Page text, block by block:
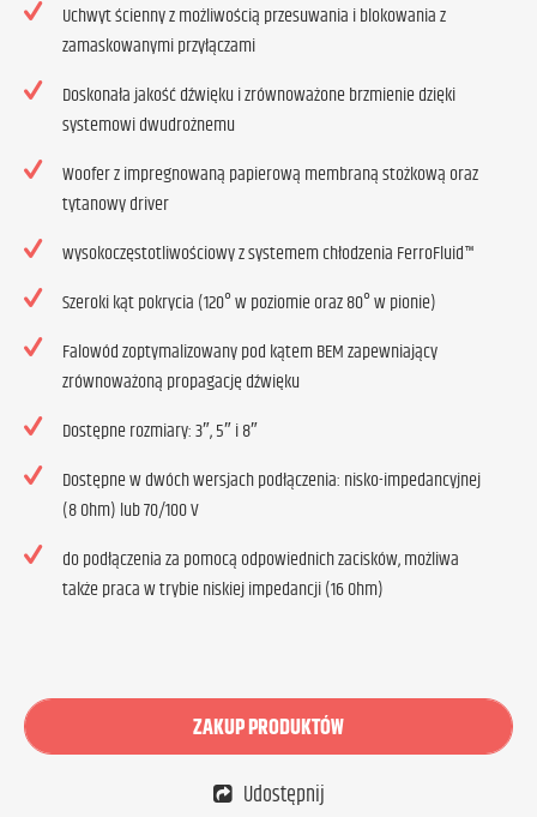
Uchwyt ścienny z możliwością przesuwania i blokowania z
zamaskowanymi przyłączami
Doskonała jakość dźwięku i zrównoważone brzmienie dzięki
systemowi dwudrożnemu
Woofer z impregnowaną papierową membraną stożkową oraz
tytanowy driver
wysokoczęstotliwościowy z systemem chłodzenia FerroFluid™
Szeroki kąt pokrycia (120° w poziomie oraz 80° w pionie)
Falowód zoptymalizowany pod kątem BEM zapewniający
zrównoważoną propagację dźwięku
Dostępne rozmiary: 3″, 5″ i 8″
Dostępne w dwóch wersjach podłączenia: nisko-impedancyjnej
(8 Ohm) lub 70/100 V
do podłączenia za pomocą odpowiednich zacisków, możliwa
także praca w trybie niskiej impedancji (16 Ohm)
ZAKUP PRODUKTÓW
Udostępnij